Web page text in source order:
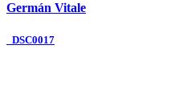
Germán Vitale
Navegación
_DSC0017